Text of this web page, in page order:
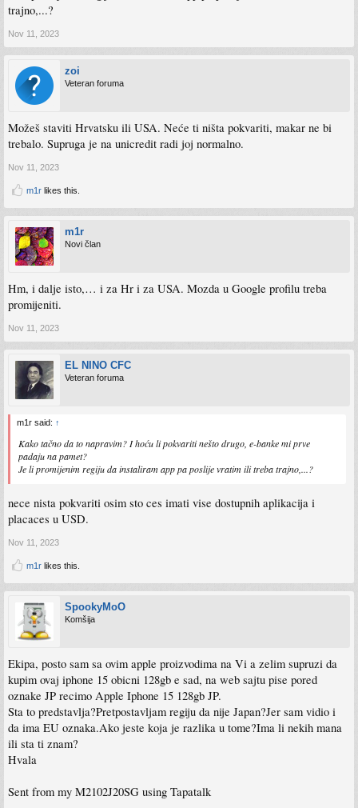
trajno,...?
Nov 11, 2023
zoi
Veteran foruma
Možeš staviti Hrvatsku ili USA. Neće ti ništa pokvariti, makar ne bi
trebalo. Supruga je na unicredit radi joj normalno.
Nov 11, 2023
m1r likes this.
m1r
Novi član
Hm, i dalje isto,… i za Hr i za USA. Mozda u Google profilu treba
promijeniti.
Nov 11, 2023
EL NINO CFC
Veteran foruma
m1r said: ↑
Kako tačno da to napravim? I hoću li pokvariti nešto drugo, e-banke mi prve
padaju na pamet?
Je li promijenim regiju da instaliram app pa poslije vratim ili treba trajno,...?
nece nista pokvariti osim sto ces imati vise dostupnih aplikacija i
placaces u USD.
Nov 11, 2023
m1r likes this.
SpookyMoO
Komšija
Ekipa, posto sam sa ovim apple proizvodima na Vi a zelim supruzi da
kupim ovaj iphone 15 obicni 128gb e sad, na web sajtu pise pored
oznake JP recimo Apple Iphone 15 128gb JP.
Sta to predstavlja?Pretpostavljam regiju da nije Japan?Jer sam vidio i
da ima EU oznaka.Ako jeste koja je razlika u tome?Ima li nekih mana
ili sta ti znam?
Hvala
Sent from my M2102J20SG using Tapatalk